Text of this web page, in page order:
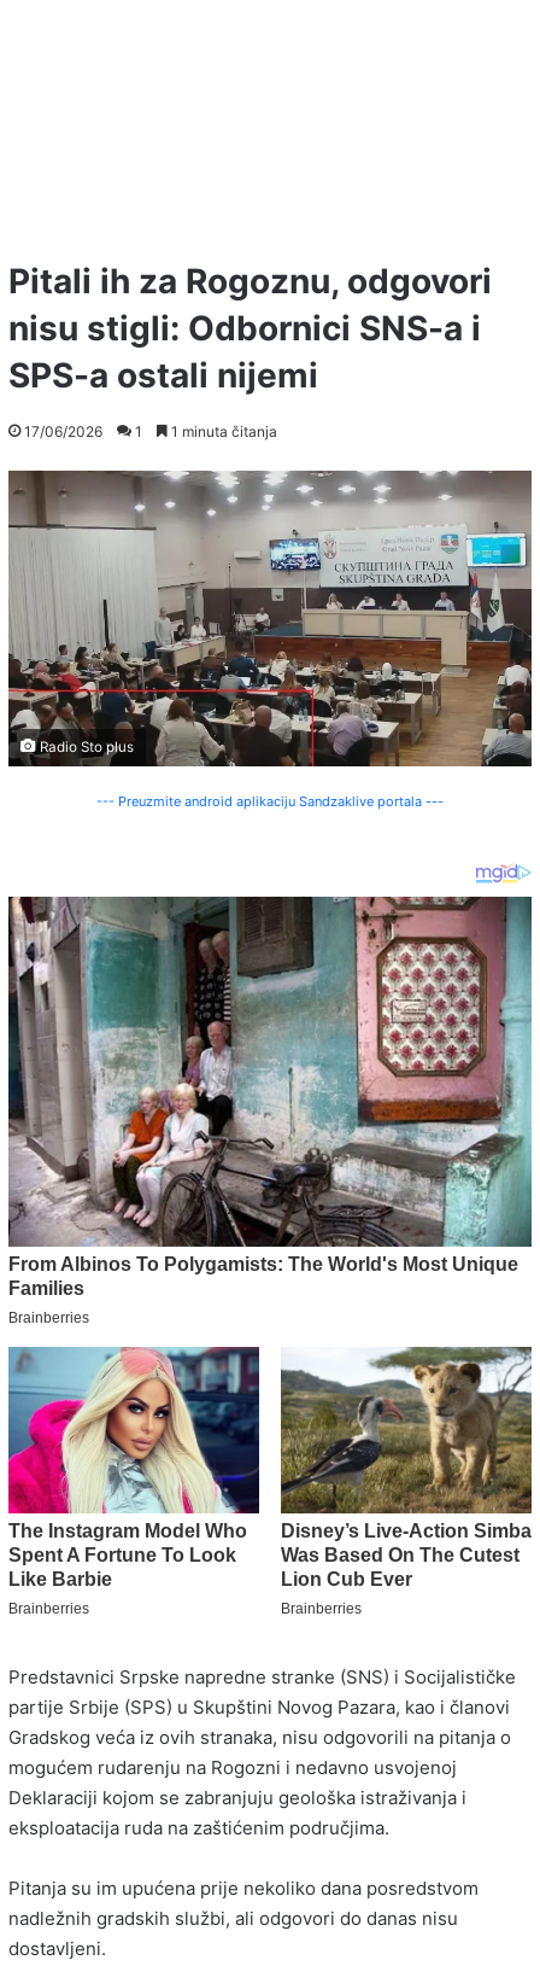
Pitali ih za Rogoznu, odgovori
nisu stigli: Odbornici SNS-a i
SPS-a ostali nijemi
17/06/2026 1 1 minuta čitanja
Radio Sto plus
--- Preuzmite android aplikaciju Sandzaklive portala ---
Predstavnici Srpske napredne stranke (SNS) i Socijalističke
partije Srbije (SPS) u Skupštini Novog Pazara, kao i članovi
Gradskog veća iz ovih stranaka, nisu odgovorili na pitanja o
mogućem rudarenju na Rogozni i nedavno usvojenoj
Deklaraciji kojom se zabranjuju geološka istraživanja i
eksploatacija ruda na zaštićenim područjima.
Pitanja su im upućena prije nekoliko dana posredstvom
nadležnih gradskih službi, ali odgovori do danas nisu
dostavljeni.